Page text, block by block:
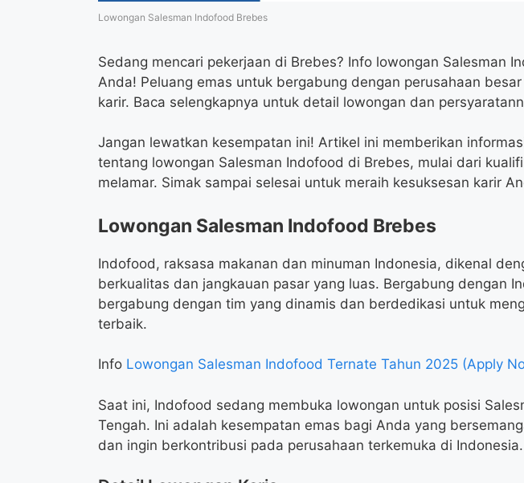
Lowongan Salesman Indofood Brebes
Sedang mencari pekerjaan di Brebes? Info lowongan Salesman
Anda! Peluang emas untuk bergabung dengan perusahaan
karir. Baca selengkapnya untuk detail lowongan dan
Jangan lewatkan kesempatan ini! Artikel ini memberikan
tentang lowongan Salesman Indofood di Brebes, mulai dari
melamar. Simak sampai selesai untuk meraih kesuksesan karir
Lowongan Salesman Indofood Brebes
Indofood, raksasa makanan dan minuman Indonesia, dikenal
berkualitas dan jangkauan pasar yang luas. Bergabung dengan
bergabung dengan tim yang dinamis dan berdedikasi untuk
terbaik.
Info Lowongan Salesman Indofood Ternate Tahun 2025 (Apply
Saat ini, Indofood sedang membuka lowongan untuk posisi
Tengah. Ini adalah kesempatan emas bagi Anda yang
dan ingin berkontribusi pada perusahaan terkemuka di Indonesia.